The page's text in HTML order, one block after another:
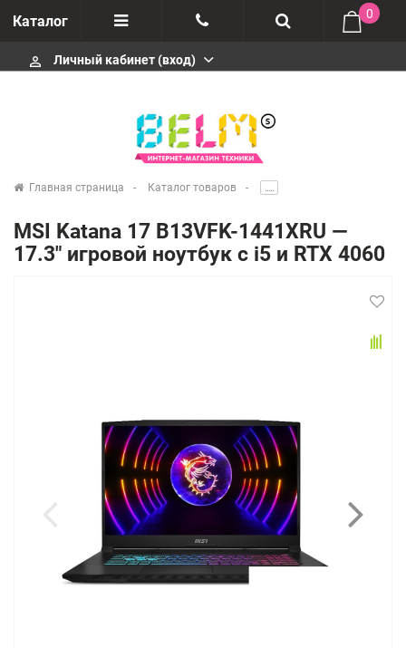
Каталог
Отзывы
Сервисные центры
+74952666992
0
perm_identity Личный кабинет (вход)
Главная страница Каталог товаров .....
MSI Katana 17 B13VFK-1441XRU —
17.3" игровой ноутбук с i5 и RTX 4060